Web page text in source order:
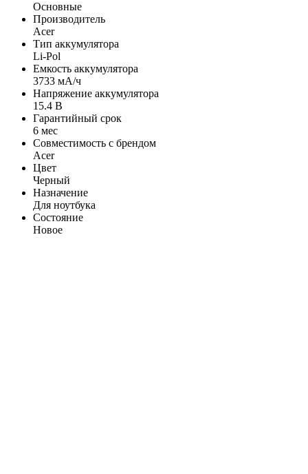
Основные
Производитель
Acer
Тип аккумулятора
Li-Pol
Емкость аккумулятора
3733 мА/ч
Напряжение аккумулятора
15.4 В
Гарантийный срок
6 мес
Совместимость с брендом
Acer
Цвет
Черный
Назначение
Для ноутбука
Состояние
Новое